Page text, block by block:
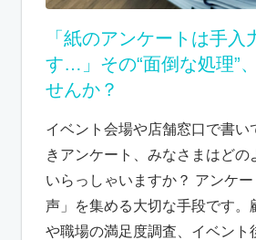
「紙のアンケートは手入
す…」その“面倒な処理”
せんか？
イベント会場や店舗窓口で書い
きアンケート、みなさまはどの
いらっしゃいますか？ アンケ
声」を集める大切な手段です。
や職場の満足度調査、イベント